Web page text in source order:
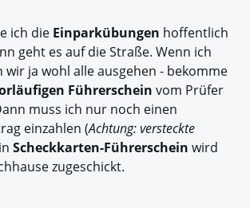
ich die Einparkübungen hoffentlich
geht es auf die Straße. Wenn ich
wir ja wohl alle ausgehen - bekomme
Führerschein vom Prüfer
muss ich nur noch einen
einzahlen (Achtung: versteckte
Scheckkarten-Führerschein wird
zugeschickt.